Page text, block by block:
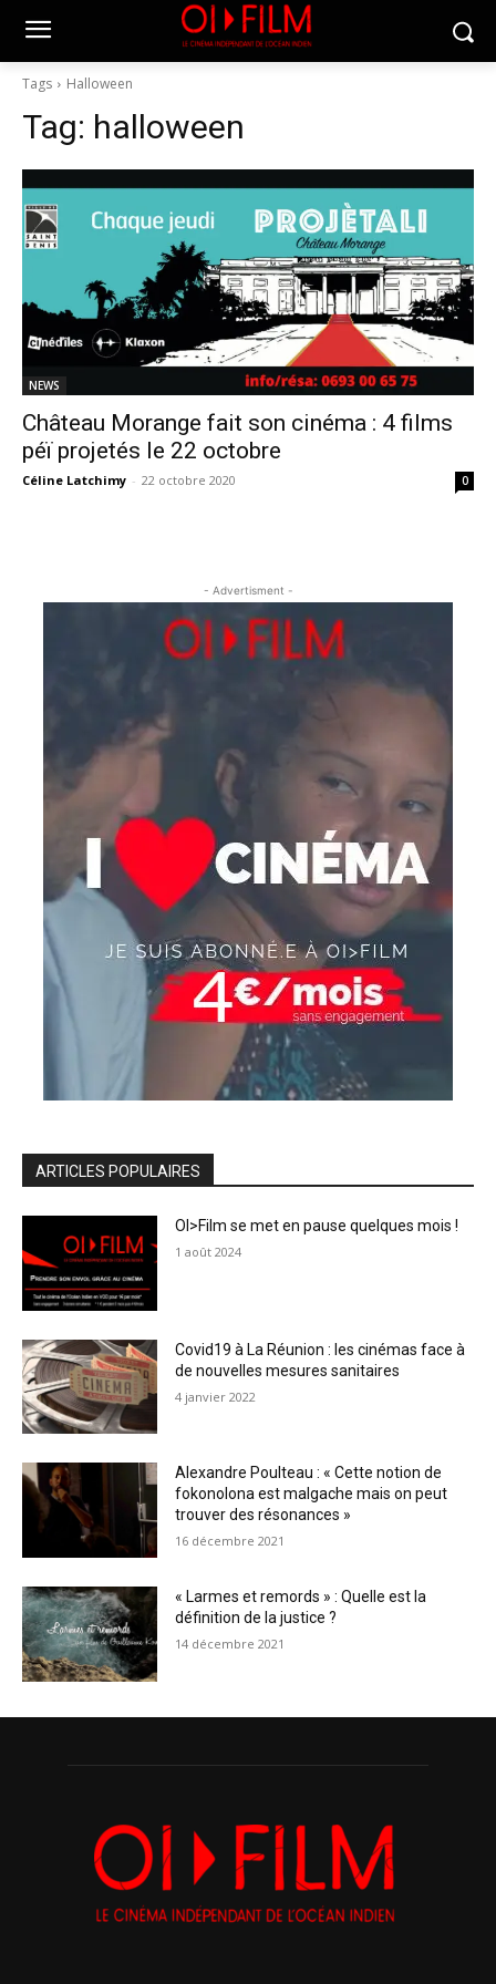
Tags Halloween
Tag: halloween
NEWS
Château Morange fait son cinéma : 4 films
péï projetés le 22 octobre
Céline Latchimy - 22 octobre 2020 0
- Advertisment -
ARTICLES POPULAIRES
OI>Film se met en pause quelques mois !
1 août 2024
Covid19 à La Réunion : les cinémas face à
de nouvelles mesures sanitaires
4 janvier 2022
Alexandre Poulteau : « Cette notion de
fokonolona est malgache mais on peut
trouver des résonances »
16 décembre 2021
« Larmes et remords » : Quelle est la
définition de la justice ?
14 décembre 2021